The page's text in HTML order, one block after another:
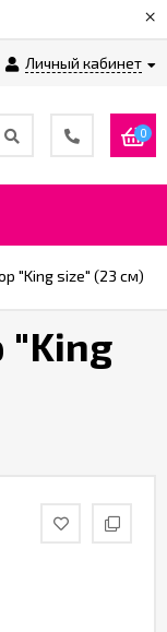
×
Личный кабинет
0
"King size" (23 см)
"King